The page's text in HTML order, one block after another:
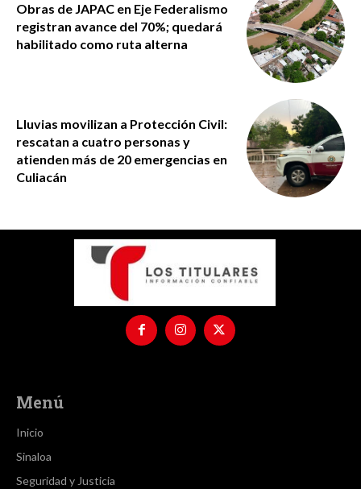
Obras de JAPAC en Eje Federalismo
registran avance del 70%; quedará
habilitado como ruta alterna
Lluvias movilizan a Protección Civil:
rescatan a cuatro personas y
atienden más de 20 emergencias en
Culiacán
Menú
Inicio
Sinaloa
Seguridad y Justicia